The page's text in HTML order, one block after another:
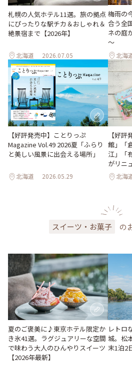
札幌の人気ホテル11選。旅の拠点
にぴったりな駅チカ＆おしゃれ＆
絶景宿まで【2026年】
北海道 2026.07.05
梅雨の
合う全
ネの庭
～
北海
【好評発売中】ことりっぷ
Magazine Vol.49 2026夏「ふらり
と美しい風景に出会える場所」
北海道 2026.05.29
【好
館」「
江」「
がリニ
北海
スイーツ・お菓子 の
夏のご褒美に♪東京ホテル限定か
き氷41選。ラグジュアリーな空間
で味わう大人のひんやりスイーツ
【2026年最新】
レトロ
城。松
末1泊2